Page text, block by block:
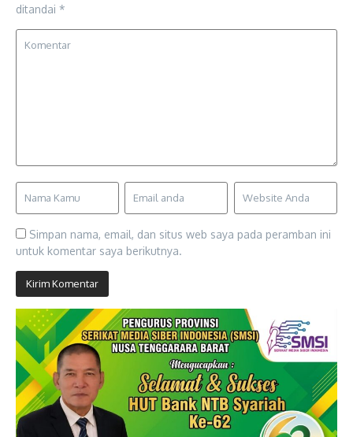
ditandai *
Simpan nama, email, dan situs web saya pada peramban ini
untuk komentar saya berikutnya.